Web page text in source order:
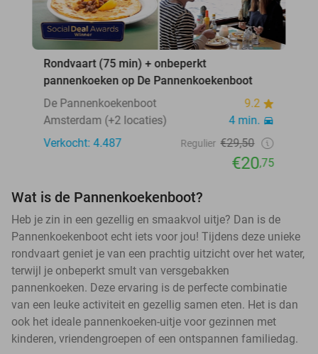
Rondvaart (75 min) + onbeperkt
pannenkoeken op De Pannenkoekenboot
De Pannenkoekenboot
9.2
Amsterdam (+2 locaties)
4 min.
Verkocht: 4.487
Regulier €29,50
€20,75
Wat is de Pannenkoekenboot?
Heb je zin in een gezellig en smaakvol uitje? Dan is de
Pannenkoekenboot echt iets voor jou! Tijdens deze unieke
rondvaart geniet je van een prachtig uitzicht over het water,
terwijl je onbeperkt smult van versgebakken
pannenkoeken. Deze ervaring is de perfecte combinatie
van een leuke activiteit en gezellig samen eten. Het is dan
ook het ideale pannenkoeken-uitje voor gezinnen met
kinderen, vriendengroepen of een ontspannen familiedag.